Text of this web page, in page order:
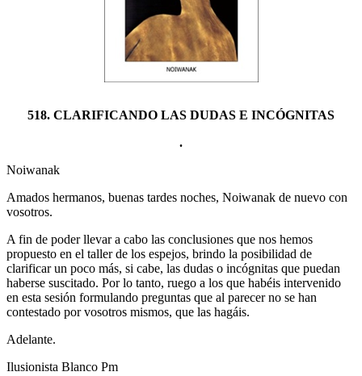
518. CLARIFICANDO LAS DUDAS E INCÓGNITAS
.
Noiwanak
Amados hermanos, buenas tardes noches, Noiwanak de nuevo con
vosotros.
A fin de poder llevar a cabo las conclusiones que nos hemos
propuesto en el taller de los espejos, brindo la posibilidad de
clarificar un poco más, si cabe, las dudas o incógnitas que puedan
haberse suscitado. Por lo tanto, ruego a los que habéis intervenido
en esta sesión formulando preguntas que al parecer no se han
contestado por vosotros mismos, que las hagáis.
Adelante.
Ilusionista Blanco Pm